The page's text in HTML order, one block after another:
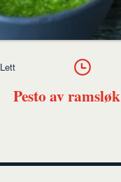
Pesto av ramsløk
Lett